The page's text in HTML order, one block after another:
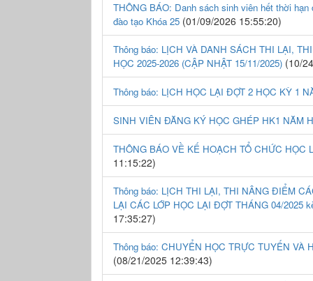
THÔNG BÁO: Danh sách sinh viên hết thời
đào tạo Khóa 25 (01/09/2026 15:55:20)
Thông báo: LỊCH VÀ DANH SÁCH THI LẠI,
HỌC 2025-2026 (CẬP NHẬT 15/11/2025) (10/
Thông báo: LỊCH HỌC LẠI ĐỢT 2 HỌC KỲ 1
SINH VIÊN ĐĂNG KÝ HỌC GHÉP HK1 NĂM
THÔNG BÁO VỀ KẾ HOẠCH TỔ CHỨC HỌC
11:15:22)
Thông báo: LỊCH THI LẠI, THI NÂNG ĐIỂM
LẠI CÁC LỚP HỌC LẠI ĐỢT THÁNG 04/2025
17:35:27)
Thông báo: CHUYỂN HỌC TRỰC TUYẾN VÀ
(08/21/2025 12:39:43)